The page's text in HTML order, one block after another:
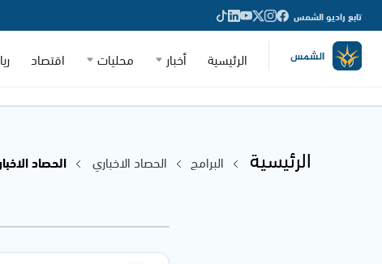
تابع راديو الشمس
الرئيسية أخبار محليات اقتصاد
الرئيسية البرامج الحصاد الاخباري
الحصاد الاخباري -